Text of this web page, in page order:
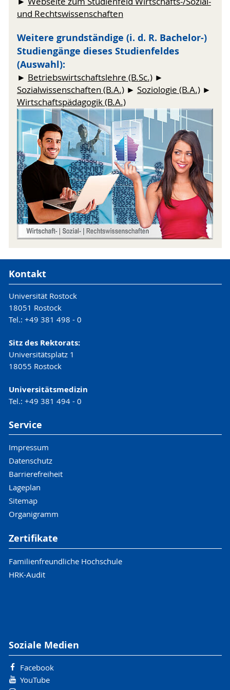
und Rechtswissenschaften
Weitere grundständige (i. d. R. Bachelor-)
Studiengänge dieses Studienfeldes
(Auswahl):
► Betriebswirtschaftslehre (B.Sc.) ►
Sozialwissenschaften (B.A.) ► Soziologie (B.A.) ►
Wirtschaftspädagogik (B.A.)
Kontakt
Universität Rostock
18051 Rostock
Tel.: +49 381 498 - 0
Sitz des Rektorats:
Universitätsplatz 1
18055 Rostock
Universitätsmedizin
Tel.: +49 381 494 - 0
Service
Impressum
Datenschutz
Barrierefreiheit
Lageplan
Sitemap
Organigramm
Zertifikate
Familienfreundliche Hochschule
HRK-Audit
Soziale Medien
Facebook
YouTube